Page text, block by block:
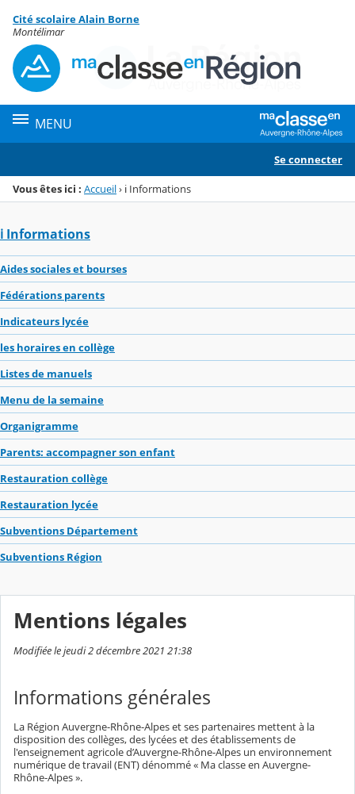
Menu de la rubrique
Contenu
Cité scolaire Alain Borne
Montélimar
MENU
Se connecter
Vous êtes ici : Accueil› ℹ️ Informations
ℹ️ Informations
Aides sociales et bourses
Fédérations parents
Indicateurs lycée
les horaires en collège
Listes de manuels
Menu de la semaine
Organigramme
Parents: accompagner son enfant
Restauration collège
Restauration lycée
Subventions Département
Subventions Région
Mentions légales
Modifiée le jeudi 2 décembre 2021 21:38
Informations générales
La Région Auvergne-Rhône-Alpes et ses partenaires mettent à la
disposition des collèges, des lycées et des établissements de
l'enseignement agricole d’Auvergne-Rhône-Alpes un environnement
numérique de travail (ENT) dénommé « Ma classe en Auvergne-
Rhône-Alpes ».